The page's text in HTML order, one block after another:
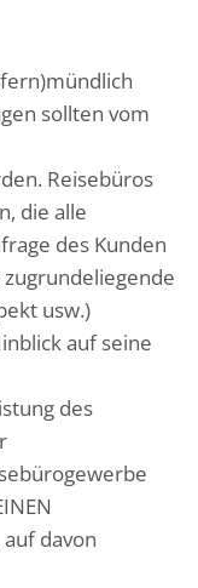
sollten vom
Reisebüros
die alle
des Kunden
usw.)
auf seine
des
auf davon